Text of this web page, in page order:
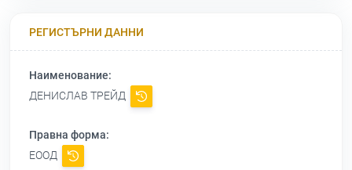
РЕГИСТЪРНИ ДАННИ
Наименование:
ДЕНИСЛАВ ТРЕЙД
Правна форма:
ЕООД